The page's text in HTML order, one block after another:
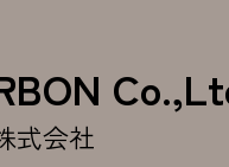
式会社